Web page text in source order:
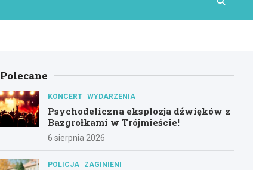
Polecane
KONCERT WYDARZENIA
Psychodeliczna eksplozja dźwięków z
Bazgrołkami w Trójmieście!
6 sierpnia 2026
POLICJA ZAGINIENI